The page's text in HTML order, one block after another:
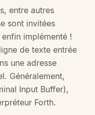
entre autres
sont invitées
enfin implémenté !
de texte entrée
une adresse
Généralement,
Input Buffer),
Forth.